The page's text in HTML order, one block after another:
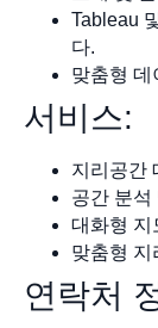
Tableau
다.
맞춤형 데
서비스:
지리공간
공간 분석
대화형 지
맞춤형 지
연락처